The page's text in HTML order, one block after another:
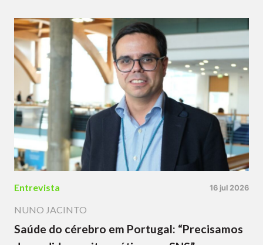
Entrevista 16 jul 2026
NUNO JACINTO
Saúde do cérebro em Portugal: “Precisamos